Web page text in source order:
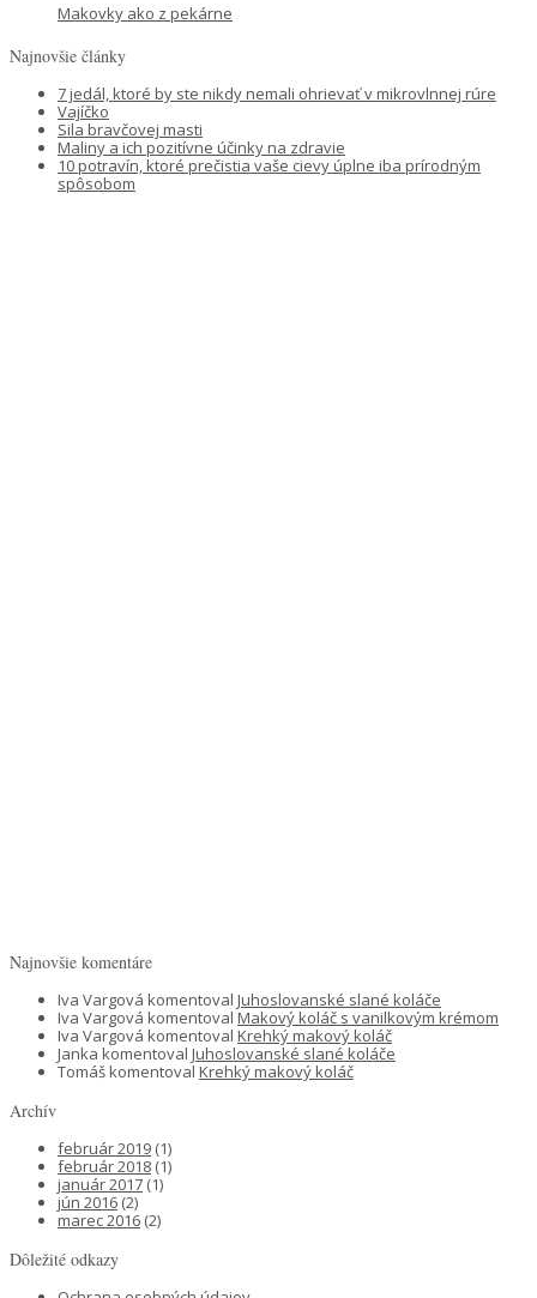
Makovky ako z pekárne
Najnovšie články
7 jedál, ktoré by ste nikdy nemali ohrievať v mikrovlnnej rúre
Vajíčko
Sila bravčovej masti
Maliny a ich pozitívne účinky na zdravie
10 potravín, ktoré prečistia vaše cievy úplne iba prírodným
spôsobom
Najnovšie komentáre
Iva Vargová komentoval Juhoslovanské slané koláče
Iva Vargová komentoval Makový koláč s vanilkovým krémom
Iva Vargová komentoval Krehký makový koláč
Janka komentoval Juhoslovanské slané koláče
Tomáškomentoval Krehký makový koláč
Archív
február 2019 (1)
február 2018 (1)
január 2017 (1)
jún 2016 (2)
marec 2016 (2)
Dôležité odkazy